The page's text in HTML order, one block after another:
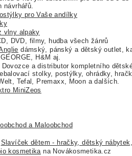
návrhářů.
pro Vaše andílky
vlny alpaky
DVD, filmy, hudba všech žánrů
dámský, pánský a dětský outlet,
H&M aj.
Dovozce a distributor kompletního
stolky, postýlky, ohrádky,
Tefal, Premaxx, Moon a dalších.
MiniZeos
a Maloobchod
Slavíček dětem - hračky, dětský
kosmetikana Novákosmetika.cz